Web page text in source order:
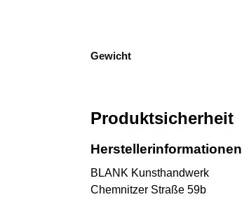
Gewicht
Produktsicherheit
Herstellerinformationen
BLANK Kunsthandwerk
Chemnitzer Straße 59b